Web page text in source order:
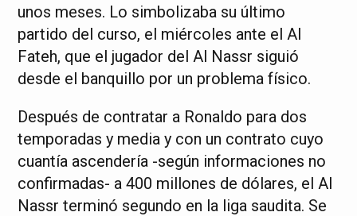
unos meses. Lo simbolizaba su último
partido del curso, el miércoles ante el Al
Fateh, que el jugador del Al Nassr siguió
desde el banquillo por un problema físico.
Después de contratar a Ronaldo para dos
temporadas y media y con un contrato cuyo
cuantía ascendería -según informaciones no
confirmadas- a 400 millones de dólares, el Al
Nassr terminó segundo en la liga saudita. Se